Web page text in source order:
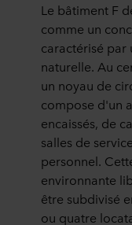
Le bâtiment F
comme un
caractérisé par
naturelle. Au
un noyau de
compose d'un
encaissés, de
salles de
personnel.
environnante
être subdivisé
ou quatre